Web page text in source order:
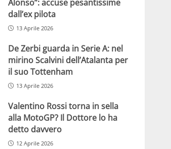
Alonso”: accuse pesantissime
dall’ex pilota
13 Aprile 2026
De Zerbi guarda in Serie A: nel
mirino Scalvini dell’Atalanta per
il suo Tottenham
13 Aprile 2026
Valentino Rossi torna in sella
alla MotoGP? Il Dottore lo ha
detto davvero
12 Aprile 2026